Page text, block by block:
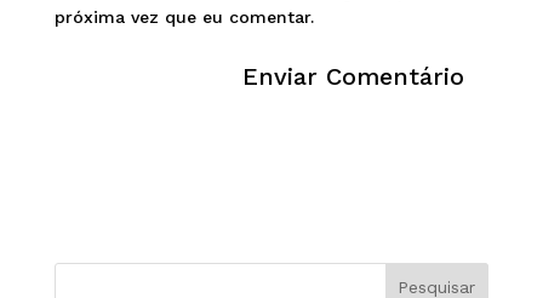
próxima vez que eu comentar.
Pesquisar